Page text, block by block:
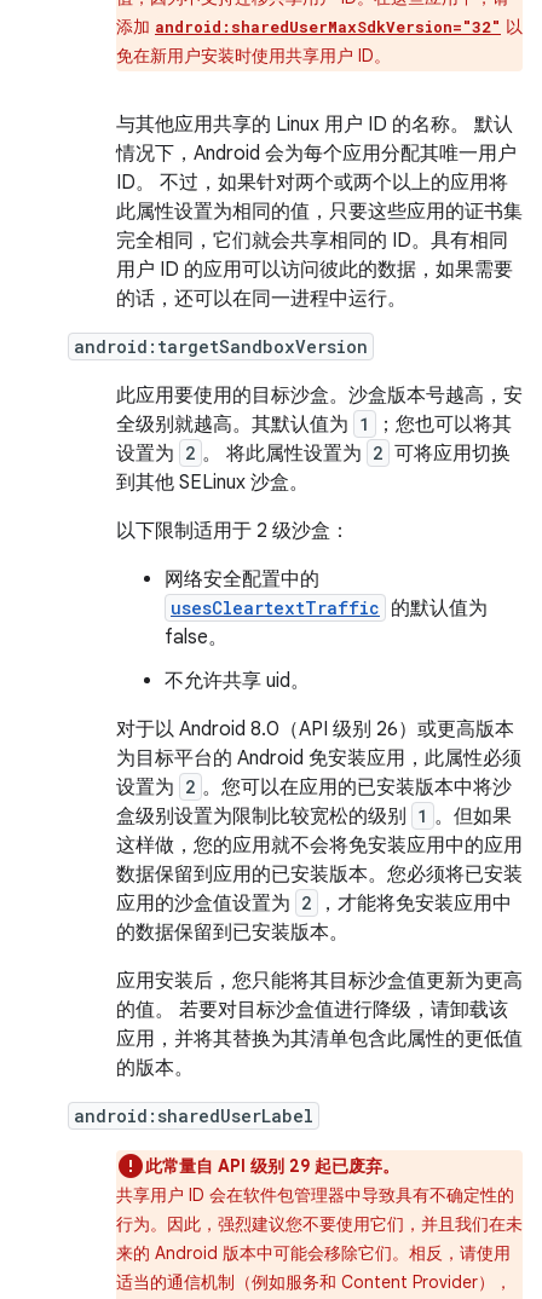
添加 android:sharedUserMaxSdkVersion="32" 以
免在新用户安装时使用共享用户 ID。
与其他应用共享的 Linux 用户 ID 的名称。 默认
情况下，Android 会为每个应用分配其唯一用户
ID。 不过，如果针对两个或两个以上的应用将
此属性设置为相同的值，只要这些应用的证书集
完全相同，它们就会共享相同的 ID。具有相同
用户 ID 的应用可以访问彼此的数据，如果需要
的话，还可以在同一进程中运行。
android:targetSandboxVersion
此应用要使用的目标沙盒。沙盒版本号越高，安
全级别就越高。其默认值为 1
；您也可以将其
设置为 2 。 将此属性设置为 2 可将应用切换
到其他 SELinux 沙盒。
以下限制适用于 2 级沙盒：
网络安全配置中的
usesCleartextTraffic 的默认值为
false。
不允许共享 uid。
对于以 Android 8.0（API 级别 26）或更高版本
为目标平台的 Android 免安装应用，此属性必须
设置为 2 。您可以在应用的已安装版本中将沙
盒级别设置为限制比较宽松的级别
1 。但如果
这样做，您的应用就不会将免安装应用中的应用
数据保留到应用的已安装版本。您必须将已安装
应用的沙盒值设置为 2
，才能将免安装应用中
的数据保留到已安装版本。
应用安装后，您只能将其目标沙盒值更新为更高
的值。 若要对目标沙盒值进行降级，请卸载该
应用，并将其替换为其清单包含此属性的更低值
的版本。
android:sharedUserLabel
此常量自 API 级别 29 起已废弃。
共享用户 ID 会在软件包管理器中导致具有不确定性的
行为。因此，强烈建议您不要使用它们，并且我们在未
来的 Android 版本中可能会移除它们。相反，请使用
适当的通信机制（例如服务和 Content Provider），